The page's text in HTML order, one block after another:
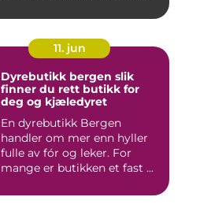
11. jun
Dyrebutikk bergen slik
finner du rett butikk for
deg og kjæledyret
En dyrebutikk Bergen
handler om mer enn hyller
fulle av fór og leker. For
mange er butikken et fast ...